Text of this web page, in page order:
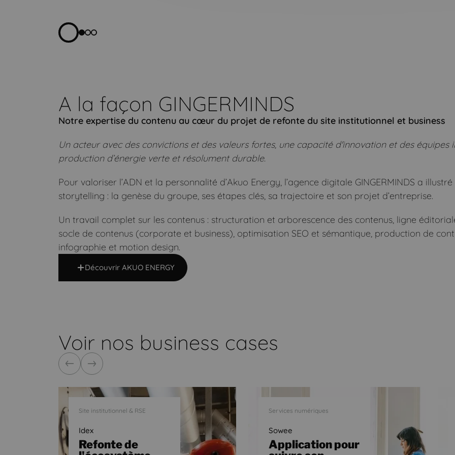
A la façon GINGERMINDS
Notre expertise du contenu au cœur du projet de refonte du site institutionnel et business
Un acteur avec des convictions et des valeurs fortes, une capacité d'innovation et des
production d’énergie verte et résolument durable.
Pour valoriser l’ADN et la personnalité d’Akuo Energy, l’agence digitale GINGERMINDS a
storytelling : la genèse du groupe, ses étapes clés, sa trajectoire et son projet d’entreprise.
Un travail complet sur les contenus : structuration et arborescence des contenus, ligne
socle de contenus (corporate et business), optimisation SEO et sémantique, production de
infographie et motion design.
Découvrir AKUO ENERGY
Voir nos business cases
Précédent
Suivant
Site institutionnel & RSE
Idex
Refonte de
Services numériques
Sowee
Application pour